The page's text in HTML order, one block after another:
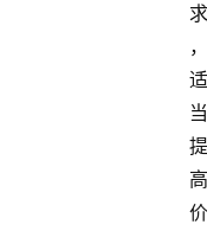
求
，
适
当
提
高
价